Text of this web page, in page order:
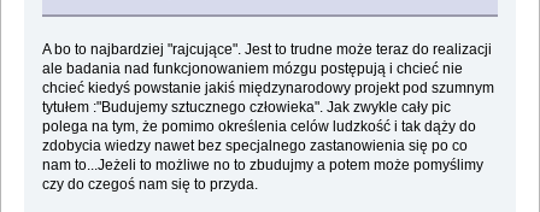
A bo to najbardziej "rajcujące". Jest to trudne może teraz do realizacji
ale badania nad funkcjonowaniem mózgu postępują i chcieć nie
chcieć kiedyś powstanie jakiś międzynarodowy projekt pod szumnym
tytułem :"Budujemy sztucznego człowieka". Jak zwykle cały pic
polega na tym, że pomimo określenia celów ludzkość i tak dąży do
zdobycia wiedzy nawet bez specjalnego zastanowienia się po co
nam to...Jeżeli to możliwe no to zbudujmy a potem może pomyślimy
czy do czegoś nam się to przyda.